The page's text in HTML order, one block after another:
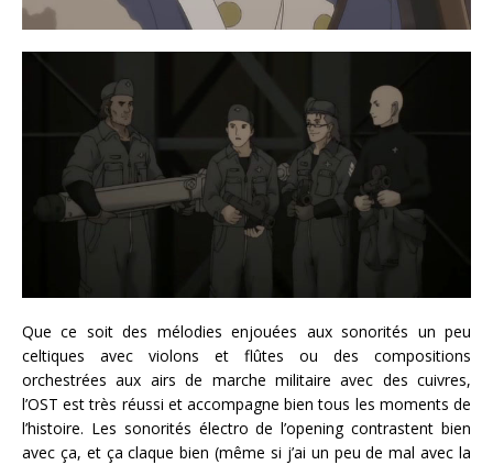
Que ce soit des mélodies enjouées aux sonorités un peu
celtiques avec violons et flûtes ou des compositions
orchestrées aux airs de marche militaire avec des cuivres,
l’OST est très réussi et accompagne bien tous les moments de
l’histoire. Les sonorités électro de l’opening contrastent bien
avec ça, et ça claque bien (même si j’ai un peu de mal avec la